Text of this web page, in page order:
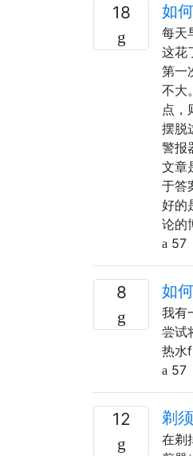
18 如
每天
这花
第一
不大
点，
摆脱
警报
文章
于答
好的
论的
57
8 如
我有
尝试
热水
57
12 剃
在剃